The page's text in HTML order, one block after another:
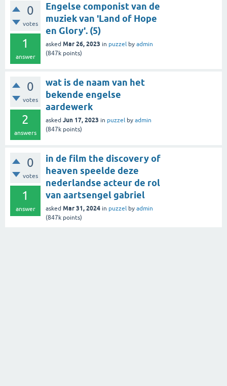
0
votes
1
answer
Engelse componist van de
muziek van 'Land of Hope
en Glory'. (5)
asked Mar 26, 2023 in puzzel by admin
(847k points)
0
votes
2
answers
wat is de naam van het
bekende engelse
aardewerk
asked Jun 17, 2023 in puzzel by admin
(847k points)
0
votes
1
answer
in de film the discovery of
heaven speelde deze
nederlandse acteur de rol
van aartsengel gabriel
asked Mar 31, 2024 in puzzel by admin
(847k points)